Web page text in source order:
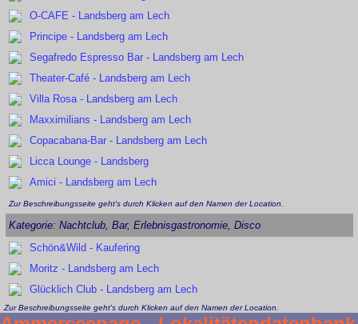
O-CAFE - Landsberg am Lech
Principe - Landsberg am Lech
Segafredo Espresso Bar - Landsberg am Lech
Theater-Café - Landsberg am Lech
Villa Rosa - Landsberg am Lech
Maxximilians - Landsberg am Lech
Copacabana-Bar - Landsberg am Lech
Licca Lounge - Landsberg
Amici - Landsberg am Lech
Zur Beschreibungsseite geht's durch Klicken auf den Namen der Location.
Kategorie: Nachtclub, Bar, Erlebnisgastronomie, Disco
Schön&Wild - Kaufering
Moritz - Landsberg am Lech
Glücklich Club - Landsberg am Lech
Zur Beschreibungsseite geht's durch Klicken auf den Namen der Location.